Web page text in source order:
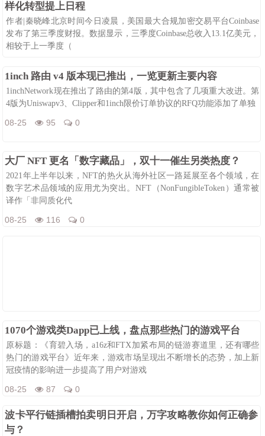
样化转型提上日程
作者|秦晓峰北京时间今日凌晨，美国最大合规加密交易平台Coinbase
发布了第三季度财报。数据显示，三季度Coinbase总收入13.1亿美元，
相较于上一季度（
1inch 路由 v4 版本现已推出，一览更新主要内容
1inchNetwork现在推出了路由的第4版，其中包含了几项重大改进。第
4版为Uniswapv3、Clipper和1inch限价订单协议的RFQ功能添加了单独
08-25 95 0
大厂 NFT 更名「数字藏品」，双十一催生另类热度？
2021年上半年以来，NFT的热火从海外社区一路延展至各个领域，在
数字艺术品领域的应用尤为突出。NFT（NonFungibleToken）通常被
译作「非同质化代
08-25 116 0
1070个游戏类Dapp已上线，盘点那些热门的游戏平台
原标题：《育碧入场，a16z和FTX加紧布局的链游赛道里，还有哪些
热门的游戏平台》近年来，游戏市场呈现出不断增长的态势，加上新
冠疫情的影响进一步提高了用户对游戏
08-25 87 0
波卡平行链插槽拍卖明日开启，万字攻略教你如何正确参
与？